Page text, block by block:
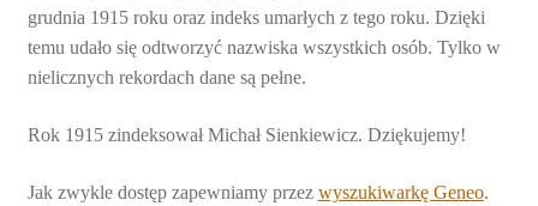
grudnia 1915 roku oraz indeks umarłych z tego roku. Dzięki
temu udało się odtworzyć nazwiska wszystkich osób. Tylko w
nielicznych rekordach dane są pełne.
Rok 1915 zindeksował Michał Sienkiewicz. Dziękujemy!
Jak zwykle dostęp zapewniamy przez wyszukiwarkę Geneo.